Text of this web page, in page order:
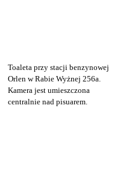
Toaleta przy stacji benzynowej
Orlen w Rabie Wyżnej 256a.
Kamera jest umieszczona
centralnie nad pisuarem.